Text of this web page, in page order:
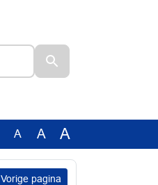
A A A
Vorige pagina